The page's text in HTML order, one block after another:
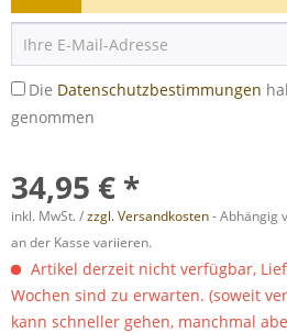
Die Datenschutzbestimmungen
genommen
34,95 € *
inkl. MwSt. /zzgl. Versandkosten- Abhängig
an der Kasse variieren.
Artikel derzeit nicht verfügbar,
Wochen sind zu erwarten. (soweit
kann schneller gehen, manchmal